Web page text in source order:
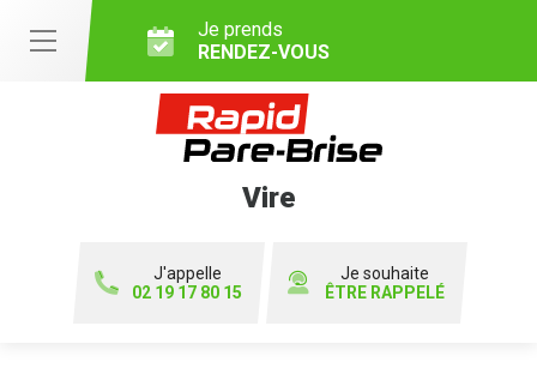
Je prends
RENDEZ-VOUS
Vire
J'appelle
02 19 17 80 15
Je souhaite
ÊTRE RAPPELÉ